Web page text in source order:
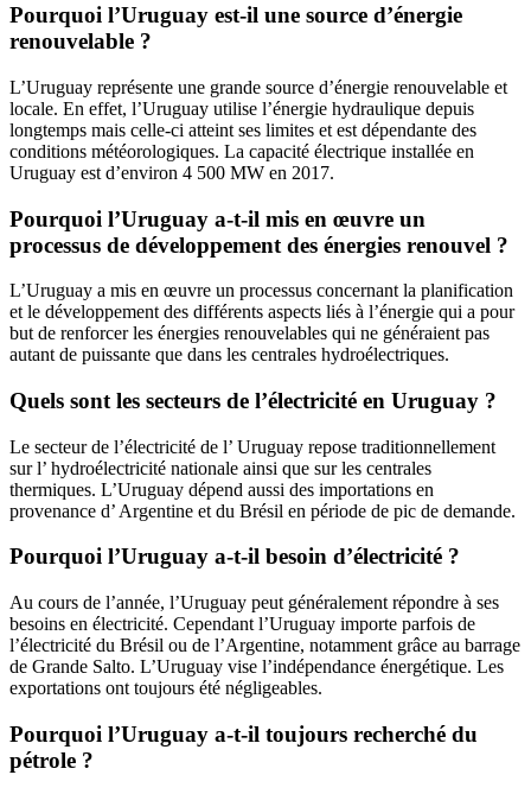
Pourquoi l’Uruguay est-il une source d’énergie
renouvelable ?
L’Uruguay représente une grande source d’énergie renouvelable et
locale. En effet, l’Uruguay utilise l’énergie hydraulique depuis
longtemps mais celle-ci atteint ses limites et est dépendante des
conditions météorologiques. La capacité électrique installée en
Uruguay est d’environ 4 500 MW en 2017.
Pourquoi l’Uruguay a-t-il mis en œuvre un
processus de développement des énergies renouvel ?
L’Uruguay a mis en œuvre un processus concernant la planification
et le développement des différents aspects liés à l’énergie qui a pour
but de renforcer les énergies renouvelables qui ne généraient pas
autant de puissante que dans les centrales hydroélectriques.
Quels sont les secteurs de l’électricité en Uruguay ?
Le secteur de l’électricité de l’ Uruguay repose traditionnellement
sur l’ hydroélectricité nationale ainsi que sur les centrales
thermiques. L’Uruguay dépend aussi des importations en
provenance d’ Argentine et du Brésil en période de pic de demande.
Pourquoi l’Uruguay a-t-il besoin d’électricité ?
Au cours de l’année, l’Uruguay peut généralement répondre à ses
besoins en électricité. Cependant l’Uruguay importe parfois de
l’électricité du Brésil ou de l’Argentine, notamment grâce au barrage
de Grande Salto. L’Uruguay vise l’indépendance énergétique. Les
exportations ont toujours été négligeables.
Pourquoi l’Uruguay a-t-il toujours recherché du
pétrole ?